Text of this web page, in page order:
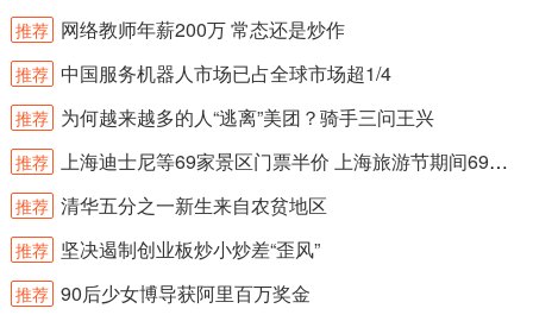
推荐 网络教师年薪200万 常态还是炒作
推荐 中国服务机器人市场已占全球市场超1/4
推荐 为何越来越多的人“逃离”美团？骑手三问王兴
推荐 上海迪士尼等69家景区门票半价 上海旅游节期间69家景区门票半价
推荐 清华五分之一新生来自农贫地区
推荐 坚决遏制创业板炒小炒差“歪风”
推荐 90后少女博导获阿里百万奖金